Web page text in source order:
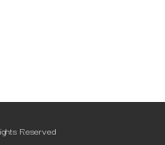
Reserved